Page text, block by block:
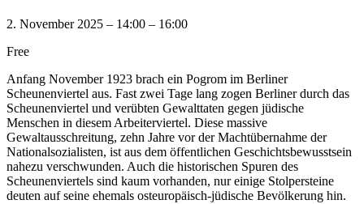
2. November 2025 – 14:00 – 16:00
Free
Anfang November 1923 brach ein Pogrom im Berliner
Scheunenviertel aus. Fast zwei Tage lang zogen Berliner durch das
Scheunenviertel und verübten Gewalttaten gegen jüdische
Menschen in diesem Arbeiterviertel. Diese massive
Gewaltausschreitung, zehn Jahre vor der Machtübernahme der
Nationalsozialisten, ist aus dem öffentlichen Geschichtsbewusstsein
nahezu verschwunden. Auch die historischen Spuren des
Scheunenviertels sind kaum vorhanden, nur einige Stolpersteine
deuten auf seine ehemals osteuropäisch-jüdische Bevölkerung hin.